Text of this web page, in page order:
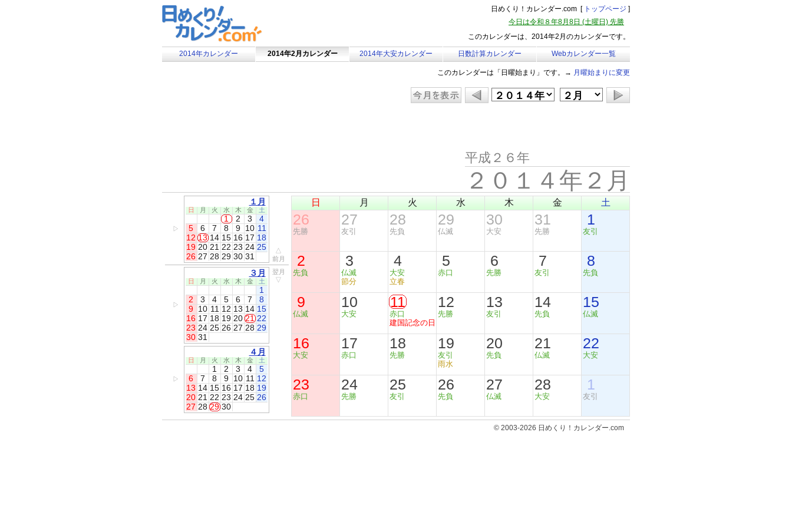
日めくり！カレンダー.com [ トップページ ]
今日は令和８年8月8日 (土曜日) 先勝
このカレンダーは、2014年2月のカレンダーです。
2014年カレンダー 2014年2月カレンダー 2014年大安カレンダー 日数計算カレンダー Webカレンダー一覧
このカレンダーは「日曜始まり」です。→ 月曜始まりに変更
平成２６年
２０１４年２月
▷
１月
日 月 火 水 木 金 土
1 2 3
4
5
6 7 8 9 10 11
12 13 14 15 16 17 18
19 20 21 22 23 24 25
26 27 28 29 30 31
△
前月
▷
３月
日 月 火 水 木 金 土
1
2
3 4 5 6 7
8
9 10 11 12 13 14 15
16 17 18 19 20 21 22
23 24 25 26 27 28 29
30 31
翌月
▽
▷
４月
日 月 火 水 木 金 土
1 2 3 4
5
6
7 8 9 10 11 12
13 14 15 16 17 18 19
20 21 22 23 24 25 26
27 28 29 30
日 月 火 水 木 金 土
26
先勝
27
友引
28
先負
29
仏滅
30
大安
31
先勝
1
友引
2
先負
3
仏滅
節分
4
大安
立春
5
赤口
6
先勝
7
友引
8
先負
9
仏滅
10
大安
11
赤口
建国記念の日
12
先勝
13
友引
14
先負
15
仏滅
16
大安
17
赤口
18
先勝
19
友引
雨水
20
先負
21
仏滅
22
大安
23
赤口
24
先勝
25
友引
26
先負
27
仏滅
28
大安
1
友引
© 2003-2026 日めくり！カレンダー.com